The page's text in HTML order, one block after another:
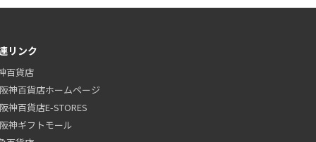
リンク
百貨店
阪神百貨店ホームページ
阪神百貨店E-STORES
阪神ギフトモール